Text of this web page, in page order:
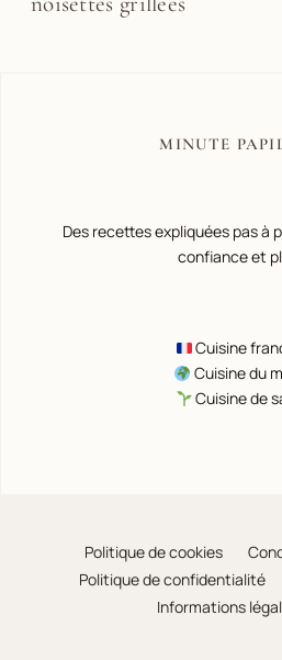
MINUTE
Des recettes expliquées pas à
confiance et
Cuisine
Cuisine du
Cuisine de
Politique de cookies
Politique de confidentialité
Informations